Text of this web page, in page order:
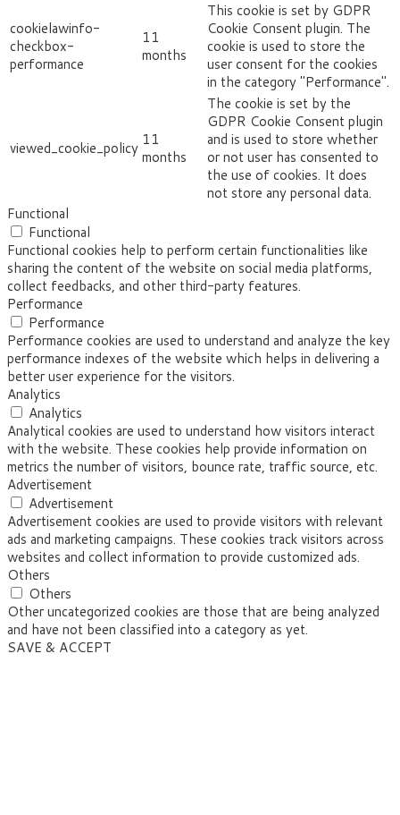
cookielawinfo-
checkbox-
performance
11
months
This cookie is set by GDPR
Cookie Consent plugin. The
cookie is used to store the
user consent for the cookies
in the category "Performance".
viewed_cookie_policy 11
months
The cookie is set by the
GDPR Cookie Consent plugin
and is used to store whether
or not user has consented to
the use of cookies. It does
not store any personal data.
Functional
Functional
Functional cookies help to perform certain functionalities like
sharing the content of the website on social media platforms,
collect feedbacks, and other third-party features.
Performance
Performance
Performance cookies are used to understand and analyze the key
performance indexes of the website which helps in delivering a
better user experience for the visitors.
Analytics
Analytics
Analytical cookies are used to understand how visitors interact
with the website. These cookies help provide information on
metrics the number of visitors, bounce rate, traffic source, etc.
Advertisement
Advertisement
Advertisement cookies are used to provide visitors with relevant
ads and marketing campaigns. These cookies track visitors across
websites and collect information to provide customized ads.
Others
Others
Other uncategorized cookies are those that are being analyzed
and have not been classified into a category as yet.
SAVE & ACCEPT